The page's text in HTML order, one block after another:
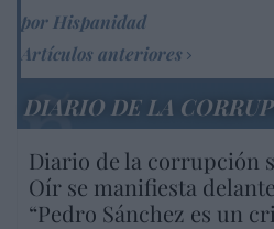
por Hispanidad
Artículos anteriores
DIARIO DE LA
Diario de la corrupción
Oír se manifiesta
“Pedro Sánchez es un